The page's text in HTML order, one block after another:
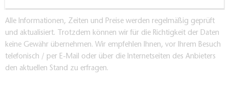
Alle Informationen, Zeiten und Preise werden regelmäßig geprüft
und aktualisiert. Trotzdem können wir für die Richtigkeit der Daten
keine Gewähr übernehmen. Wir empfehlen Ihnen, vor Ihrem Besuch
telefonisch / per E-Mail oder über die Internetseiten des Anbieters
den aktuellen Stand zu erfragen.